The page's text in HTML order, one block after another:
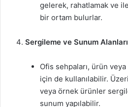
gelerek, rahatlamak ve
bir ortam bulurlar.
Sergileme ve Sunum Alanları
Ofis sehpaları, ürün
için de kullanılabilir.
veya örnek ürünler
sunum yapılabilir.